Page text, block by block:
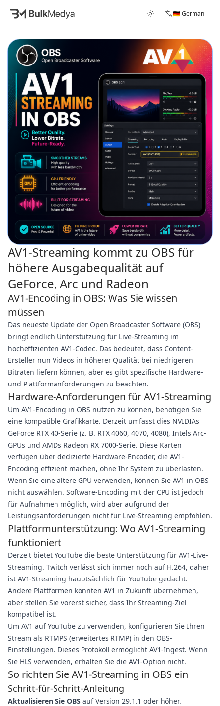
🇩🇪 German
AV1-Streaming kommt zu OBS für
höhere Ausgabequalität auf
GeForce, Arc und Radeon
AV1-Encoding in OBS: Was Sie wissen
müssen
Das neueste Update der Open Broadcaster Software (OBS)
bringt endlich Unterstützung für Live-Streaming im
hocheffizienten AV1-Codec. Das bedeutet, dass Content-
Ersteller nun Videos in höherer Qualität bei niedrigeren
Bitraten liefern können, aber es gibt spezifische Hardware-
und Plattformanforderungen zu beachten.
Hardware-Anforderungen für AV1-Streaming
Um AV1-Encoding in OBS nutzen zu können, benötigen Sie
eine kompatible Grafikkarte. Derzeit umfasst dies NVIDIAs
GeForce RTX 40-Serie (z. B. RTX 4060, 4070, 4080), Intels Arc-
GPUs und AMDs Radeon RX 7000-Serie. Diese Karten
verfügen über dedizierte Hardware-Encoder, die AV1-
Encoding effizient machen, ohne Ihr System zu überlasten.
Wenn Sie eine ältere GPU verwenden, können Sie AV1 in OBS
nicht auswählen. Software-Encoding mit der CPU ist jedoch
für Aufnahmen möglich, wird aber aufgrund der
Leistungsanforderungen nicht für Live-Streaming empfohlen.
Plattformunterstützung: Wo AV1-Streaming
funktioniert
Derzeit bietet YouTube die beste Unterstützung für AV1-Live-
Streaming. Twitch verlässt sich immer noch auf H.264, daher
ist AV1-Streaming hauptsächlich für YouTube gedacht.
Andere Plattformen könnten AV1 in Zukunft übernehmen,
aber stellen Sie vorerst sicher, dass Ihr Streaming-Ziel
kompatibel ist.
Um AV1 auf YouTube zu verwenden, konfigurieren Sie Ihren
Stream als RTMPS (erweitertes RTMP) in den OBS-
Einstellungen. Dieses Protokoll ermöglicht AV1-Ingest. Wenn
Sie HLS verwenden, erhalten Sie die AV1-Option nicht.
So richten Sie AV1-Streaming in OBS ein
Schritt-für-Schritt-Anleitung
Aktualisieren Sie OBS auf Version 29.1.1 oder höher.